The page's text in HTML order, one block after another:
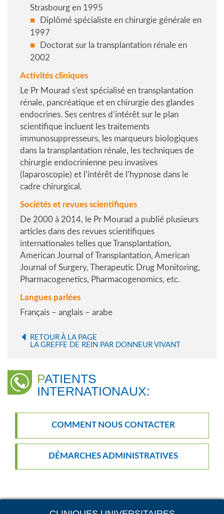
Strasbourg en 1995
Diplômé spécialiste en chirurgie générale en
1997
Doctorat sur la transplantation rénale en
2002
Activités cliniques
Le Pr Mourad s’est spécialisé en transplantation
rénale, pancréatique et en chirurgie des glandes
endocrines. Ses centres d’intérêt sur le plan
scientifique incluent les traitements
immunosuppresseurs, les marqueurs biologiques
dans la transplantation rénale, les techniques de
chirurgie endocrinienne peu invasives
(laparoscopie) et l’intérêt de l’hypnose dans le
cadre chirurgical.
Sociétés et revues scientifiques
De 2000 à 2014, le Pr Mourad a publié plusieurs
articles dans des revues scientifiques
internationales telles queTransplantation,
American Journal of Transplantation, American
Journal of Surgery, Therapeutic Drug Monitoring,
Pharmacogenetics, Pharmacogenomics, etc.
Langues parlées
Français – anglais – arabe
RETOUR À LA PAGE
LA GREFFE DE REIN PAR DONNEUR VIVANT
PATIENTS
INTERNATIONAUX:
COMMENT NOUS CONTACTER
DÉMARCHES ADMINISTRATIVES